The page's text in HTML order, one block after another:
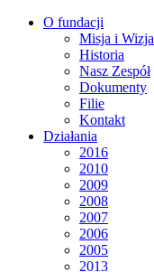
O fundacji
Misja i Wizja
Historia
Nasz Zespół
Dokumenty
Filie
Kontakt
Działania
2016
2010
2009
2008
2007
2006
2005
2013